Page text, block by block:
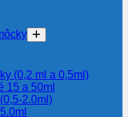
(0,2 ml a 0,5ml)
15 a 50ml
2.0ml)